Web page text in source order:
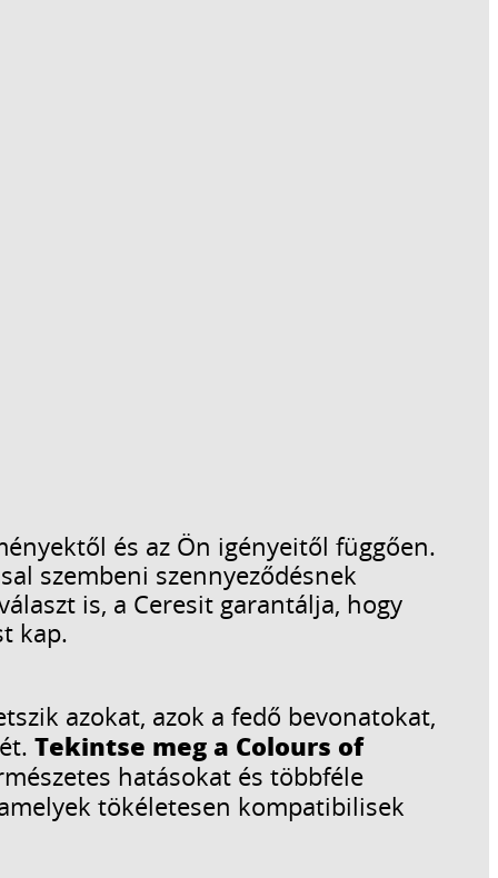
és az Ön igényeitől függően.
szembeni szennyeződésnek
is, a Ceresit garantálja, hogy
kap.
azokat, azok a fedő bevonatokat,
Tekintse meg a Colours of
hatásokat és többféle
tökéletesen kompatibilisek